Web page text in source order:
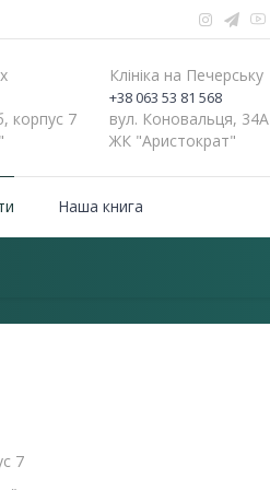
корпус 7
Клініка на Печерську
+38 063 53 81 568
вул. Коновальця, 34А
ЖК "Аристократ"
Наша книга
7